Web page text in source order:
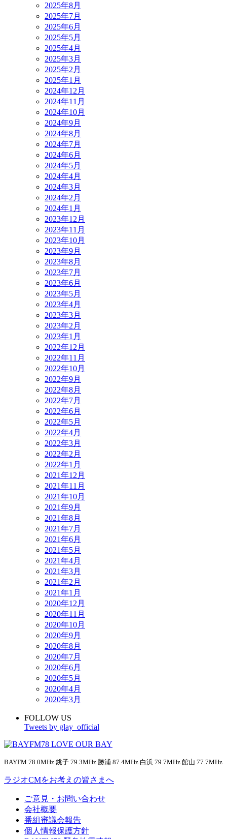
2025年8月
2025年7月
2025年6月
2025年5月
2025年4月
2025年3月
2025年2月
2025年1月
2024年12月
2024年11月
2024年10月
2024年9月
2024年8月
2024年7月
2024年6月
2024年5月
2024年4月
2024年3月
2024年2月
2024年1月
2023年12月
2023年11月
2023年10月
2023年9月
2023年8月
2023年7月
2023年6月
2023年5月
2023年4月
2023年3月
2023年2月
2023年1月
2022年12月
2022年11月
2022年10月
2022年9月
2022年8月
2022年7月
2022年6月
2022年5月
2022年4月
2022年3月
2022年2月
2022年1月
2021年12月
2021年11月
2021年10月
2021年9月
2021年8月
2021年7月
2021年6月
2021年5月
2021年4月
2021年3月
2021年2月
2021年1月
2020年12月
2020年11月
2020年10月
2020年9月
2020年8月
2020年7月
2020年6月
2020年5月
2020年4月
2020年3月
FOLLOW US
Tweets by glay_official
BAYFM 78.0MHz 銚子 79.3MHz 勝浦 87.4MHz 白浜 79.7MHz 館山 77.7MHz
ラジオCMをお考えの皆さまへ
ご意見・お問い合わせ
会社概要
番組審議会報告
個人情報保護方針